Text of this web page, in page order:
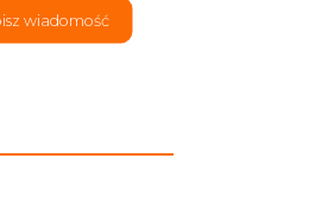
wiadomość